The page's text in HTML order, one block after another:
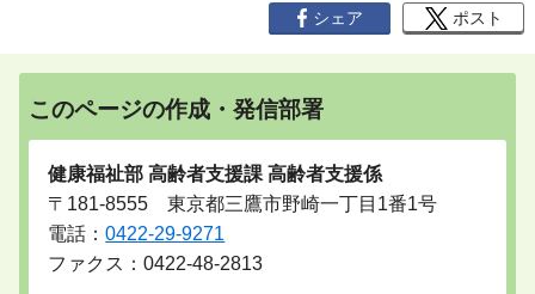
シェア ポスト
このページの作成・発信部署
健康福祉部 高齢者支援課 高齢者支援係
〒181-8555 東京都三鷹市野崎一丁目1番1号
電話：0422-29-9271
ファクス：0422-48-2813